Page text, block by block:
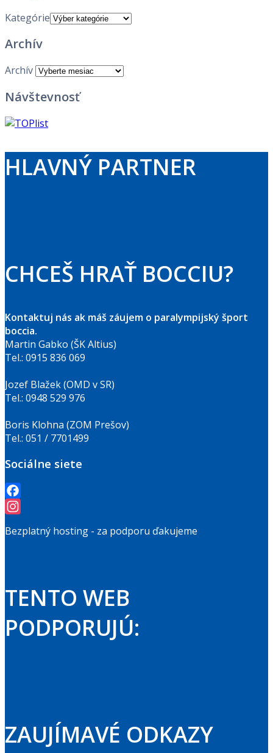
Kategórie
Archív
Archív
Návštevnosť
HLAVNÝ PARTNER
CHCEŠ HRAŤ BOCCIU?
Kontaktuj nás ak máš záujem o paralympijský šport
boccia.
Martin Gabko (ŠK Altius)
Tel.: 0915 836 069
Jozef Blažek (OMD v SR)
Tel.: 0948 529 976
Boris Klohna (ZOM Prešov)
Tel.: 051 / 7701499
Sociálne siete
Facebook
Bezplatný hosting - za podporu ďakujeme
TENTO WEB
PODPORUJÚ:
ZAUJÍMAVÉ ODKAZY